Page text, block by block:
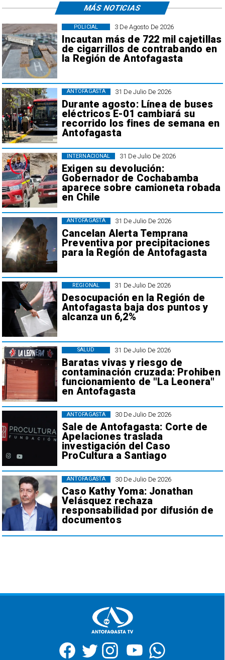
3 De Agosto De 2026
Incautan más de 722 mil cajetillas
de cigarrillos de contrabando en
la Región de Antofagasta
POLICIAL
31 De Julio De 2026
Durante agosto: Línea de buses
eléctricos E-01 cambiará su
recorrido los fines de semana en
Antofagasta
ANTOFAGASTA
31 De Julio De 2026
Exigen su devolución:
Gobernador de Cochabamba
aparece sobre camioneta robada
en Chile
INTERNACIONAL
31 De Julio De 2026
Cancelan Alerta Temprana
Preventiva por precipitaciones
para la Región de Antofagasta
ANTOFAGASTA
31 De Julio De 2026
Desocupación en la Región de
Antofagasta baja dos puntos y
alcanza un 6,2%
REGIONAL
31 De Julio De 2026
Baratas vivas y riesgo de
contaminación cruzada: Prohiben
funcionamiento de "La Leonera"
en Antofagasta
SALUD
30 De Julio De 2026
Sale de Antofagasta: Corte de
Apelaciones traslada
investigación del Caso
ProCultura a Santiago
ANTOFAGASTA
30 De Julio De 2026
Caso Kathy Yoma: Jonathan
Velásquez rechaza
responsabilidad por difusión de
documentos
ANTOFAGASTA
MÁS NOTICIAS